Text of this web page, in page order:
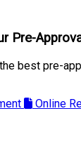
Pre-
best pre-
Online